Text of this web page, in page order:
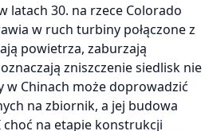
latach 30. na rzece Colorado
w ruch turbiny połączone z
powietrza, zaburzają
zniszczenie siedlisk nie
w Chinach może doprowadzić
na zbiornik, a jej budowa
choć na etapie konstrukcji